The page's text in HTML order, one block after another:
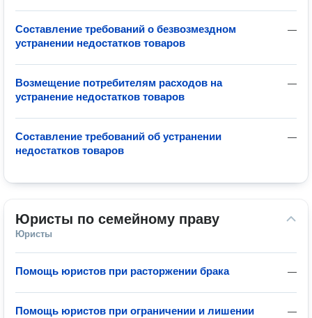
—
Составление требований о безвозмездном
устранении недостатков товаров
—
Возмещение потребителям расходов на
устранение недостатков товаров
—
Составление требований об устранении
недостатков товаров
Юристы по семейному праву
Юристы
—
Помощь юристов при расторжении брака
—
Помощь юристов при ограничении и лишении